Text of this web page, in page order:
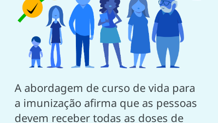
A abordagem de curso de vida para
a imunização afirma que as pessoas
devem receber todas as doses de